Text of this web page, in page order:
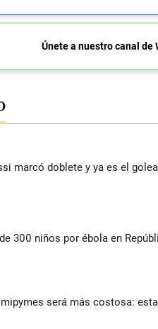
Únete a nuestro canal de
marcó doblete y ya es el
300 niños por ébola en
será más costosa: